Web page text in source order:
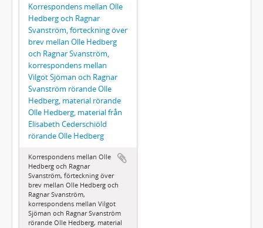
Korrespondens mellan Olle
Hedberg och Ragnar
Svanström, förteckning över
brev mellan Olle Hedberg
och Ragnar Svanström,
korrespondens mellan
Vilgot Sjöman och Ragnar
Svanström rörande Olle
Hedberg, material rörande
Olle Hedberg, material från
Elisabeth Cederschiöld
rörande Olle Hedberg
Korrespondens mellan Olle
Hedberg och Ragnar
Svanström, förteckning över
brev mellan Olle Hedberg och
Ragnar Svanström,
korrespondens mellan Vilgot
Sjöman och Ragnar Svanström
rörande Olle Hedberg, material